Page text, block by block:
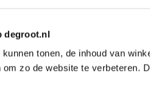
degroot.nl
tonen, de inhoud van
zo de website te verbeteren.